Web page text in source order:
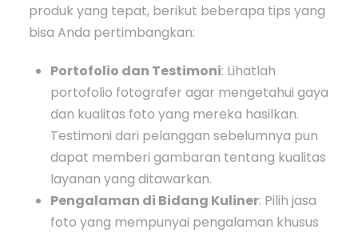
produk yang tepat, berikut beberapa tips yang
bisa Anda pertimbangkan:
Portofolio dan Testimoni: Lihatlah
portofolio fotografer agar mengetahui gaya
dan kualitas foto yang mereka hasilkan.
Testimoni dari pelanggan sebelumnya pun
dapat memberi gambaran tentang kualitas
layanan yang ditawarkan.
Pengalaman di Bidang Kuliner: Pilih jasa
foto yang mempunyai pengalaman khusus